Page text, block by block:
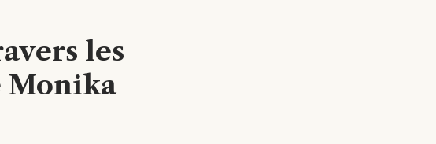
les
Monika